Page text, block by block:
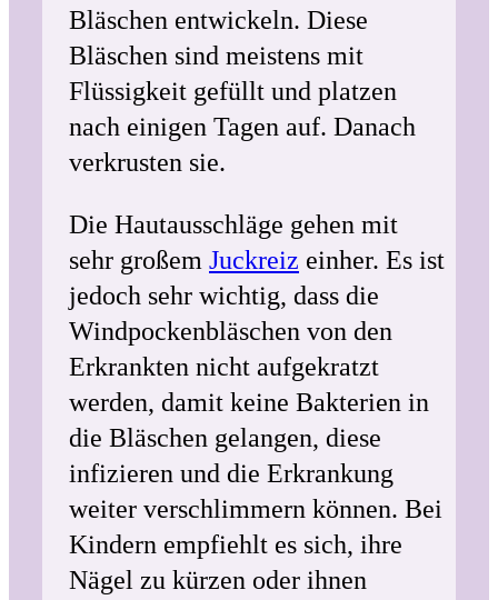
Bläschen entwickeln. Diese
Bläschen sind meistens mit
Flüssigkeit gefüllt und platzen
nach einigen Tagen auf. Danach
verkrusten sie.
Die Hautausschläge gehen mit
sehr großem Juckreiz einher. Es ist
jedoch sehr wichtig, dass die
Windpockenbläschen von den
Erkrankten nicht aufgekratzt
werden, damit keine Bakterien in
die Bläschen gelangen, diese
infizieren und die Erkrankung
weiter verschlimmern können. Bei
Kindern empfiehlt es sich, ihre
Nägel zu kürzen oder ihnen